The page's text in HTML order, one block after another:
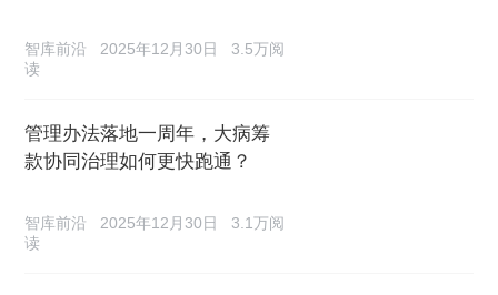
智库前沿 2025年12月30日
3.5万阅
读
管理办法落地一周年，大病筹
款协同治理如何更快跑通？
智库前沿 2025年12月30日
3.1万阅
读